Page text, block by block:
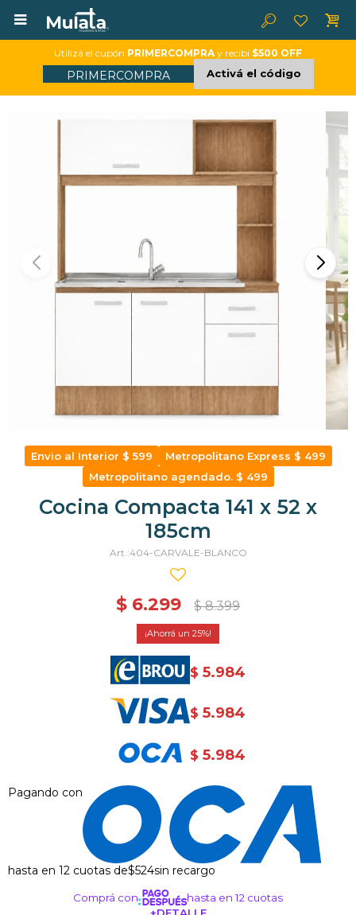

Utilizá el cupón PRIMERCOMPRA y recibí $500 OFF
PRIMERCOMPRA Activá el código
Envio al Interior $ 599
Metropolitano Express $ 499
Metropolitano agendado. $ 499
Cocina Compacta 141 x 52 x
185cm
404-CARVALE-BLANCO
$ 6.299 $ 8.399
25
$ 5.984
$ 5.984
$ 5.984
Pagando con
hasta en 12 cuotas de$524sin recargo
Comprá con
hasta en 12 cuotas